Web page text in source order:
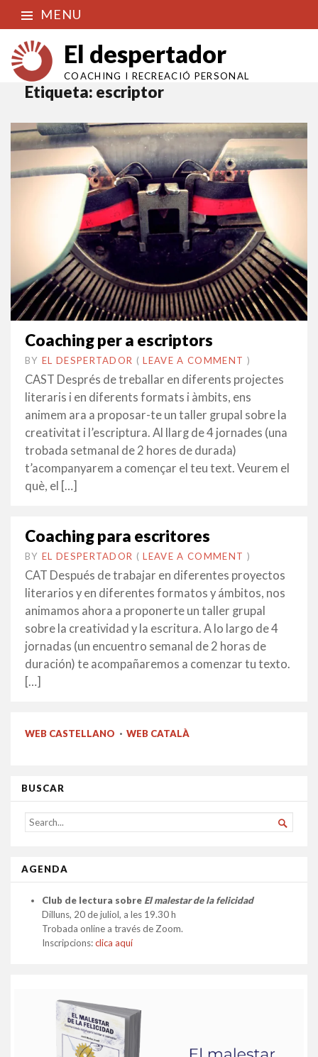
MENU
El despertador
COACHING I RECREACIÓ PERSONAL
Etiqueta: escriptor
Coaching per a escriptors
BY EL DESPERTADOR ON
29
AGOST
•(LEAVE A COMMENT )
CAST Després de treballar en diferents projectes
literaris i en diferents formats i àmbits, ens
animem ara a proposar-te un taller grupal sobre la
creativitat i l’escriptura. Al llarg de 4 jornades (una
trobada setmanal de 2 hores de durada)
t’acompanyarem a començar el teu text. Veurem el
què, el […]
Coaching para escritores
BY EL DESPERTADOR ON
6
FEBRER
2014
•(LEAVE A COMMENT )
CAT Después de trabajar en diferentes proyectos
literarios y en diferentes formatos y ámbitos, nos
animamos ahora a proponerte un taller grupal
sobre la creatividad y la escritura. A lo largo de 4
jornadas (un encuentro semanal de 2 horas de
duración) te acompañaremos a comenzar tu texto.
[…]
WEB CASTELLANO · WEB CATALÀ
BUSCAR
SEARCH
FOR...

AGENDA
Club de lectura sobre El malestar de la felicidad
Dilluns, 20 de juliol, a les 19.30 h
Trobada online a través de Zoom.
Inscripcions:clica aquí